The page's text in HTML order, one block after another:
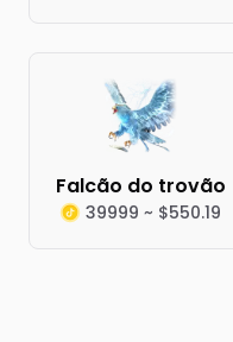
Falcão do trovão
39999 ~ $550.19